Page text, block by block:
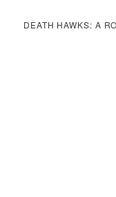
DEATH HAWKS: A